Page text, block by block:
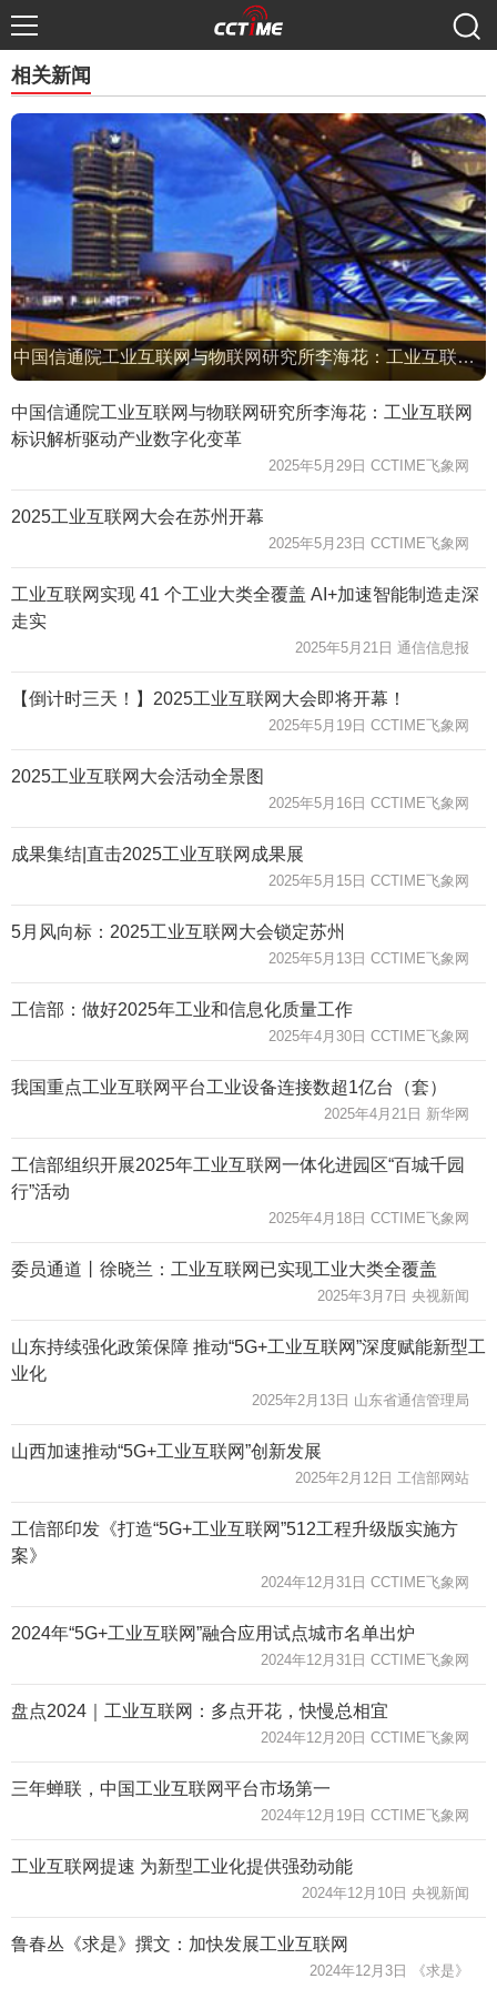
相关新闻
中国信通院工业互联网与物联网研究所李海花：工业互联网标识解析驱动产业数字化变革
中国信通院工业互联网与物联网研究所李海花：工业互联网
标识解析驱动产业数字化变革
2025年5月29日 CCTIME飞象网
2025工业互联网大会在苏州开幕
2025年5月23日 CCTIME飞象网
工业互联网实现 41 个工业大类全覆盖 AI+加速智能制造走深
走实
2025年5月21日 通信信息报
【倒计时三天！】2025工业互联网大会即将开幕！
2025年5月19日 CCTIME飞象网
2025工业互联网大会活动全景图
2025年5月16日 CCTIME飞象网
成果集结|直击2025工业互联网成果展
2025年5月15日 CCTIME飞象网
5月风向标：2025工业互联网大会锁定苏州
2025年5月13日 CCTIME飞象网
工信部：做好2025年工业和信息化质量工作
2025年4月30日 CCTIME飞象网
我国重点工业互联网平台工业设备连接数超1亿台（套）
2025年4月21日 新华网
工信部组织开展2025年工业互联网一体化进园区“百城千园
行”活动
2025年4月18日 CCTIME飞象网
委员通道丨徐晓兰：工业互联网已实现工业大类全覆盖
2025年3月7日 央视新闻
山东持续强化政策保障 推动“5G+工业互联网”深度赋能新型工
业化
2025年2月13日 山东省通信管理局
山西加速推动“5G+工业互联网”创新发展
2025年2月12日 工信部网站
工信部印发《打造“5G+工业互联网”512工程升级版实施方
案》
2024年12月31日 CCTIME飞象网
2024年“5G+工业互联网”融合应用试点城市名单出炉
2024年12月31日 CCTIME飞象网
盘点2024｜工业互联网：多点开花，快慢总相宜
2024年12月20日 CCTIME飞象网
三年蝉联，中国工业互联网平台市场第一
2024年12月19日 CCTIME飞象网
工业互联网提速 为新型工业化提供强劲动能
2024年12月10日 央视新闻
鲁春丛《求是》撰文：加快发展工业互联网
2024年12月3日 《求是》